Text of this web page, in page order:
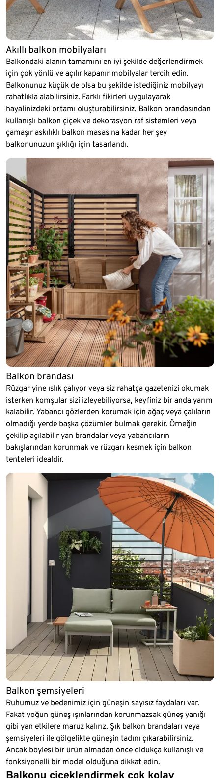
Akıllı balkon mobilyaları
Balkondaki alanın tamamını en iyi şekilde değerlendirmek
için çok yönlü ve açılır kapanır mobilyalar tercih edin.
Balkonunuz küçük de olsa bu şekilde istediğiniz mobilyayı
rahatlıkla alabilirsiniz. Farklı fikirleri uygulayarak
hayalinizdeki ortamı oluşturabilirsiniz. Balkon brandasından
kullanışlı balkon çiçek ve dekorasyon raf sistemleri veya
çamaşır askılıklı balkon masasına kadar her şey
balkonunuzun şıklığı için tasarlandı.
Balkon brandası
Rüzgar yine ıslık çalıyor veya siz rahatça gazetenizi okumak
isterken komşular sizi izleyebiliyorsa, keyfiniz bir anda yarım
kalabilir. Yabancı gözlerden korumak için ağaç veya çalıların
olmadığı yerde başka çözümler bulmak gerekir. Örneğin
çekilip açılabilir yan brandalar veya yabancıların
bakışlarından korunmak ve rüzgarı kesmek için balkon
tenteleri idealdir.
Balkon şemsiyeleri
Ruhumuz ve bedenimiz için güneşin sayısız faydaları var.
Fakat yoğun güneş ışınlarından korunmazsak güneş yanığı
gibi yan etkilere maruz kalırız. Şık balkon brandaları veya
şemsiyeleri ile gölgelikte güneşin tadını çıkarabilirsiniz.
Ancak böylesi bir ürün almadan önce oldukça kullanışlı ve
fonksiyonelli bir model olduğuna dikkat edin.
Balkonu çiçeklendirmek çok kolay